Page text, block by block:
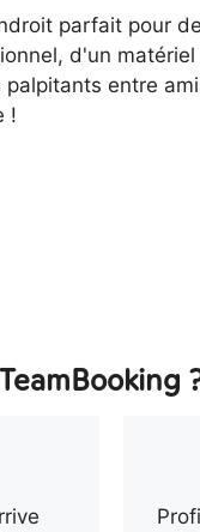
parfait pour
d'un
entre
!